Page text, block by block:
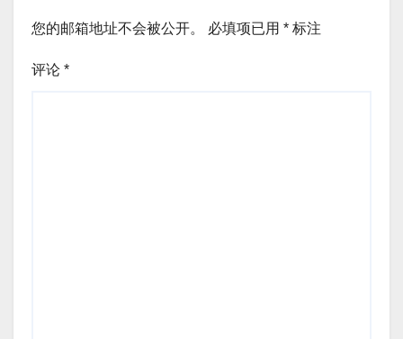
您的邮箱地址不会被公开。 必填项已用 * 标注
评论 *